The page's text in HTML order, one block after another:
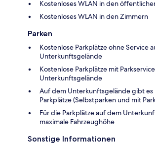
Kostenloses WLAN in den
Kostenloses WLAN in den Zimmern
Parken
Kostenlose Parkplätze ohne Service
Unterkunftsgelände
Kostenlose Parkplätze mit
Unterkunftsgelände
Auf dem Unterkunftsgelände gibt
Parkplätze (Selbstparken und mit
Für die Parkplätze auf dem
maximale Fahrzeughöhe
Sonstige Informationen